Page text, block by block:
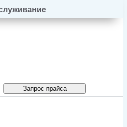
Запрос прайса